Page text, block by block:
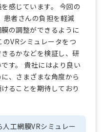
感じています。 今回の
患者さんの負担を軽減
の調整ができるように
VRシミュレータをつ
るかなどを検証し、研
す。 貴社にはより良い
、さまざまな角度から
ることを期待しており
人工網膜VRシミュレー